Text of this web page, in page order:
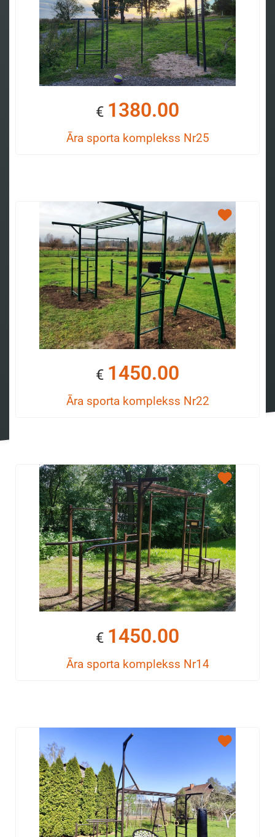
€ 1380.00
Āra sporta komplekss Nr25
€ 1450.00
Āra sporta komplekss Nr22
€ 1450.00
Āra sporta komplekss Nr14